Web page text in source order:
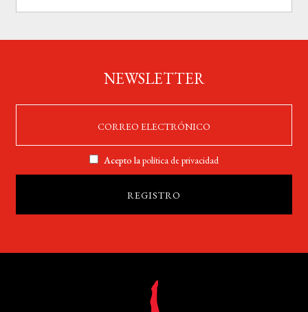
NEWSLETTER
Acepto lapolítica de privacidad